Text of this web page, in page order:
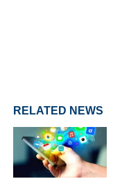
RELATED NEWS